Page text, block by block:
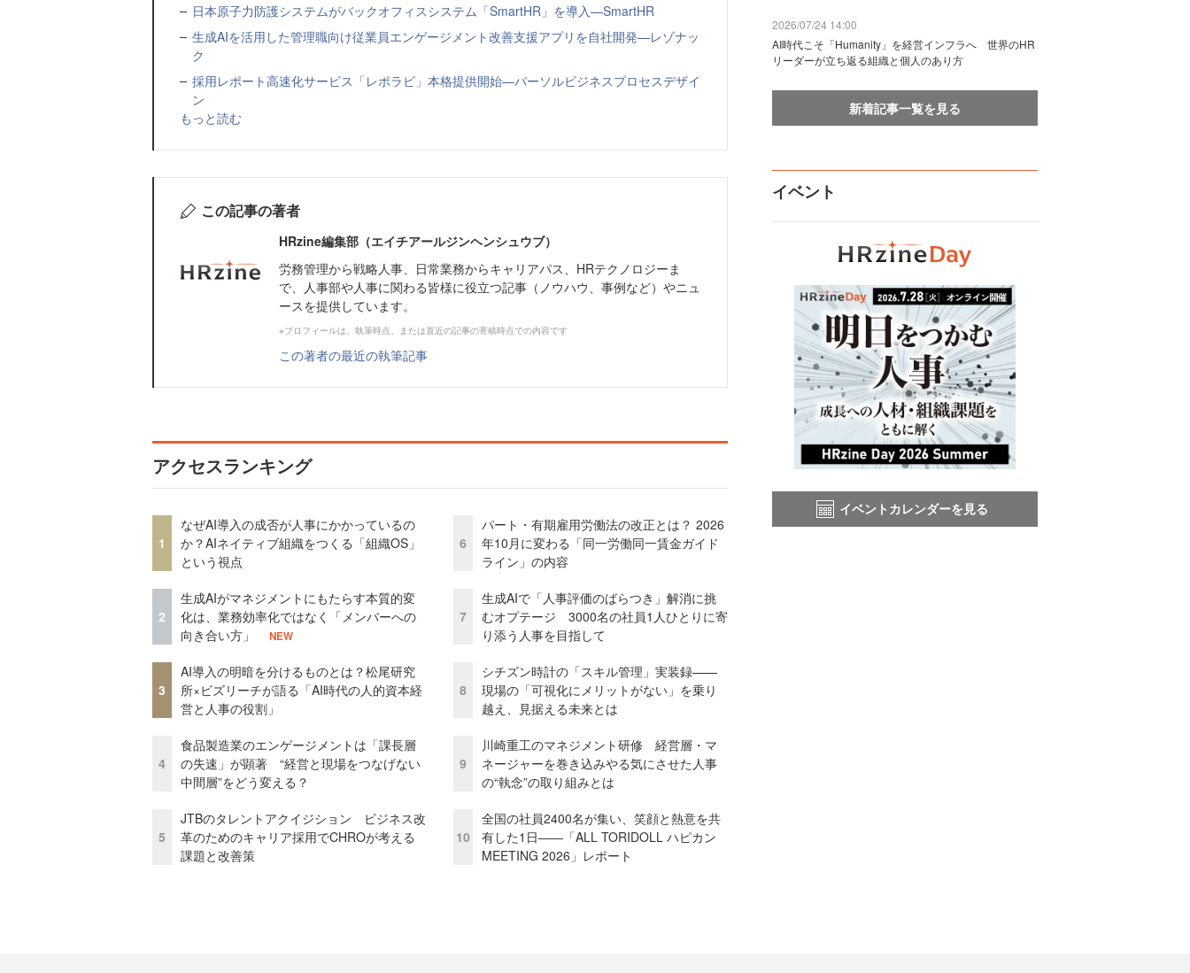
日本原子力防護システムがバックオフィスシステム「SmartHR」を導入—SmartHR
生成AIを活用した管理職向け従業員エンゲージメント改善支援アプリを自社開発—レゾナッ
ク
採用レポート高速化サービス「レポラビ」本格提供開始—パーソルビジネスプロセスデザイ
ン
もっと読む
この記事の著者
HRzine編集部（エイチアールジンヘンシュウブ）
労務管理から戦略人事、日常業務からキャリアパス、HRテクノロジーま
で、人事部や人事に関わる皆様に役立つ記事（ノウハウ、事例など）やニュ
ースを提供しています。
※プロフィールは、執筆時点、または直近の記事の寄稿時点での内容です
この著者の最近の執筆記事
アクセスランキング
1
なぜAI導入の成否が人事にかかっているの
か？AIネイティブ組織をつくる「組織OS」
という視点
2
生成AIがマネジメントにもたらす本質的変
化は、業務効率化ではなく「メンバーへの
向き合い方」
NEW
3
AI導入の明暗を分けるものとは？松尾研究
所×ビズリーチが語る「AI時代の人的資本経
営と人事の役割」
4
食品製造業のエンゲージメントは「課長層
の失速」が顕著 “経営と現場をつなげない
中間層”をどう変える？
5
JTBのタレントアクイジション ビジネス改
革のためのキャリア採用でCHROが考える
課題と改善策
6
パート・有期雇用労働法の改正とは？ 2026
年10月に変わる「同一労働同一賃金ガイド
ライン」の内容
7
生成AIで「人事評価のばらつき」解消に挑
むオプテージ 3000名の社員1人ひとりに寄
り添う人事を目指して
8
シチズン時計の「スキル管理」実装録——
現場の「可視化にメリットがない」を乗り
越え、見据える未来とは
9
川崎重工のマネジメント研修 経営層・マ
ネージャーを巻き込みやる気にさせた人事
の“執念”の取り組みとは
10
全国の社員2400名が集い、笑顔と熱意を共
有した1日――「ALL TORIDOLL ハピカン
MEETING 2026」レポート
2026/07/24 14:00
AI時代こそ「Humanity」を経営インフラへ 世界のHR
リーダーが立ち返る組織と個人のあり方
新着記事一覧を見る
イベント
イベントカレンダーを見る